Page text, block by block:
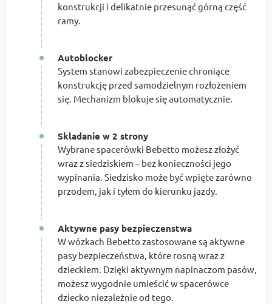
konstrukcji i delikatnie przesunąć górną część
ramy.
Autoblocker
System stanowi zabezpieczenie chroniące
konstrukcję przed samodzielnym rozłożeniem
się. Mechanizm blokuje się automatycznie.
Skladanie w 2 strony
Wybrane spacerówki Bebetto możesz złożyć
wraz z siedziskiem – bez konieczności jego
wypinania. Siedzisko może być wpięte zarówno
przodem, jak i tyłem do kierunku jazdy.
Aktywne pasy bezpieczenstwa
W wózkach Bebetto zastosowane są aktywne
pasy bezpieczeństwa, które rosną wraz z
dzieckiem. Dzięki aktywnym napinaczom pasów,
możesz wygodnie umieścić w spacerówce
dziecko niezależnie od tego.